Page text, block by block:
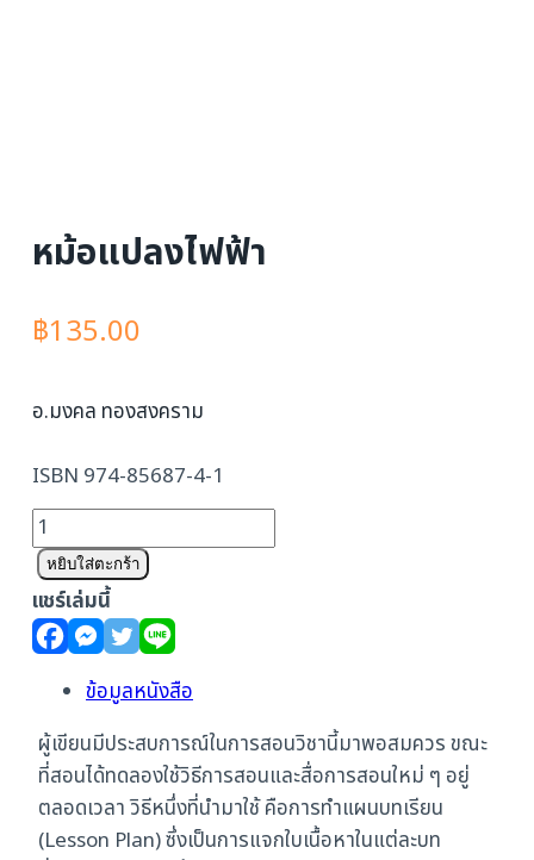
หม้อแปลงไฟฟ้า
฿135.00
อ.มงคล ทองสงคราม
ISBN 974-85687-4-1
จำนวน
หม้อแปลงไฟ
ฟ้า
ชิ้น
หยิบใส่ตะกร้า
แชร์เล่มนี้
ข้อมูลหนังสือ
ผู้เขียนมีประสบการณ์ในการสอนวิชานี้มาพอสมควร ขณะ
ที่สอนได้ทดลองใช้วิธีการสอนและสื่อการสอนใหม่ ๆ อยู่
ตลอดเวลา วิธีหนึ่งที่นำมาใช้ คือการทำแผนบทเรียน
(Lesson Plan) ซึ่งเป็นการแจกใบเนื้อหาในแต่ละบท